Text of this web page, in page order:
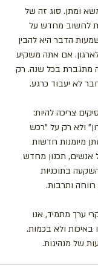
משא ומתן. סוג זה של
לחשוב מחדש על
הדבר היא להבין
אם אתה משקיע
מתגברת בכל שנה. רק
לא יעבוד כרגע.
צריכה להיות:
ולא רק על "רכש
מיומנות חדשות
תכנון מחדש
בתוכניות
ותרבות.
ערך מתמיד, אנו
באיכות ולא בכמות.
של מנהיגות.